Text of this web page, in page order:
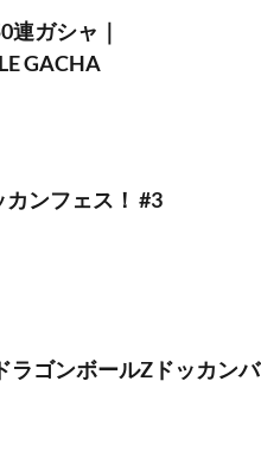
連ガシャ｜
GACHA
ンフェス！ #3
ラゴンボールZドッカンバ